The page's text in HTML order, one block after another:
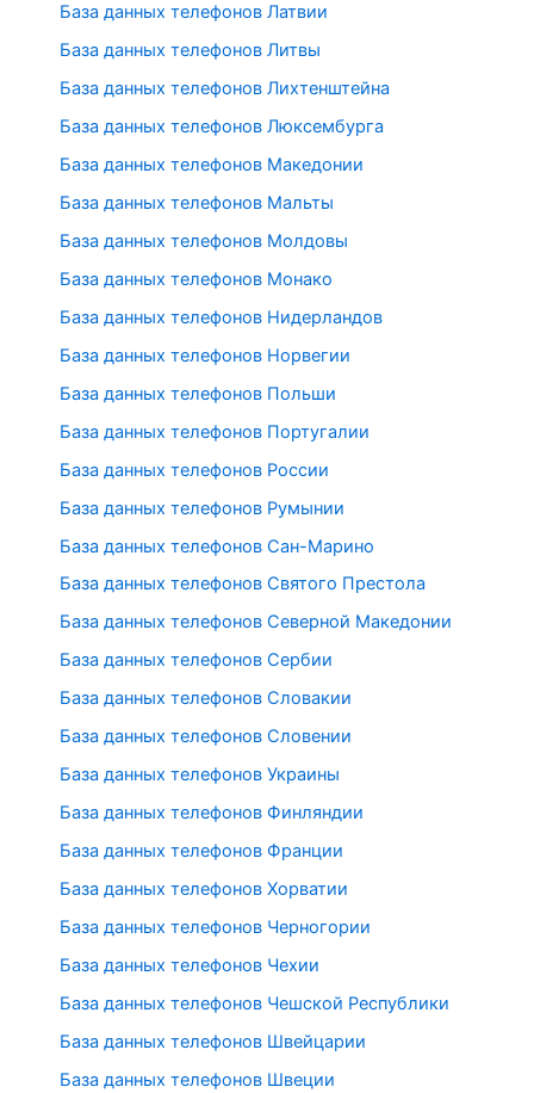
База данных телефонов Латвии
База данных телефонов Литвы
База данных телефонов Лихтенштейна
База данных телефонов Люксембурга
База данных телефонов Македонии
База данных телефонов Мальты
База данных телефонов Молдовы
База данных телефонов Монако
База данных телефонов Нидерландов
База данных телефонов Норвегии
База данных телефонов Польши
База данных телефонов Португалии
База данных телефонов России
База данных телефонов Румынии
База данных телефонов Сан-Марино
База данных телефонов Святого Престола
База данных телефонов Северной Македонии
База данных телефонов Сербии
База данных телефонов Словакии
База данных телефонов Словении
База данных телефонов Украины
База данных телефонов Финляндии
База данных телефонов Франции
База данных телефонов Хорватии
База данных телефонов Черногории
База данных телефонов Чехии
База данных телефонов Чешской Республики
База данных телефонов Швейцарии
База данных телефонов Швеции